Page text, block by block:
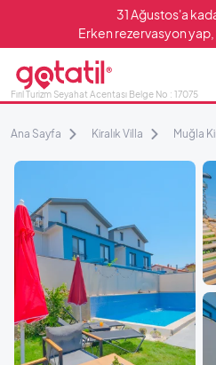
31 Ağustos'a
Erken rezervasyon yap,
Fırıl Turizm Seyahat Acentası Belge No : 17075
Ana Sayfa Kiralık Villa Muğla